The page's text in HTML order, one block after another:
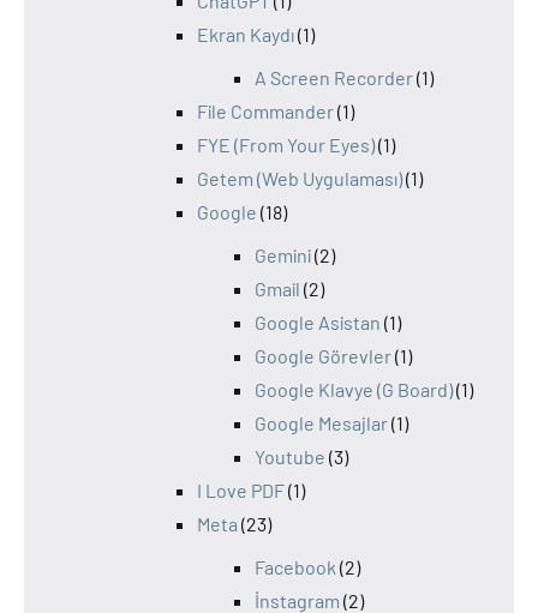
Ekran Kaydı(1)
A Screen Recorder(1)
File Commander(1)
FYE (From Your Eyes)(1)
Getem (Web Uygulaması)(1)
Google (18)
Gemini(2)
Gmail (2)
Google Asistan (1)
Google Görevler(1)
Google Klavye (G Board)(1)
Google Mesajlar(1)
Youtube (3)
I Love PDF(1)
Meta (23)
Facebook (2)
İnstagram (2)